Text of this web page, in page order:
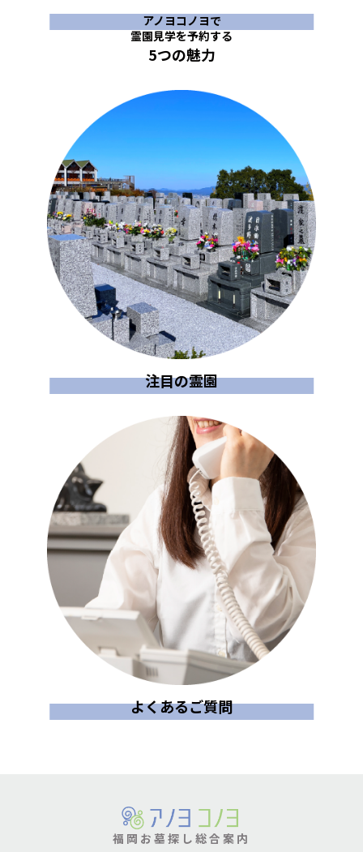
アノヨコノヨで
霊園見学を予約する
5つの魅力
注目の霊園
よくあるご質問
福岡お墓探し総合案内